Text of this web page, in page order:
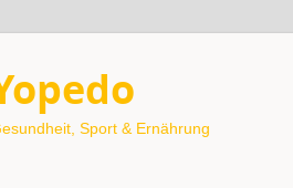
Sport & Ernährung